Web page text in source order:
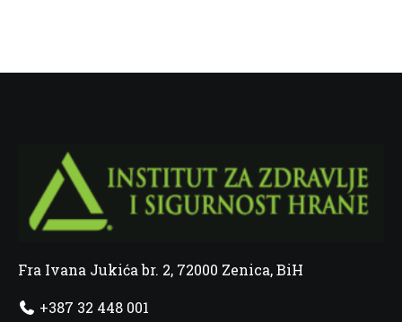
Fra Ivana Jukića br. 2, 72000 Zenica, BiH
+387 32 448 001